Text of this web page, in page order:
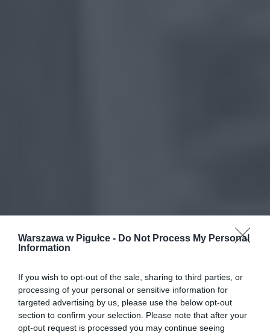
Warszawa w Pigułce - Do Not Process My Personal
Information
If you wish to opt-out of the sale, sharing to third parties, or
processing of your personal or sensitive information for
targeted advertising by us, please use the below opt-out
section to confirm your selection. Please note that after your
opt-out request is processed you may continue seeing